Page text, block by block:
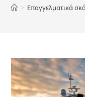
> Επαγγελματικά